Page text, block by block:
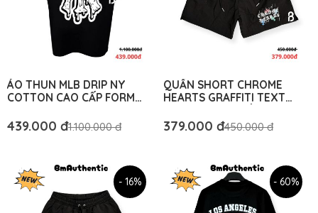
ÁO THUN MLB DRIP NY
COTTON CAO CẤP FORM
439.000 đ1.100.000 đ
QUẦN SHORT CHROME
HEARTS GRAFFITI TEXT
AUTHENTIC
379.000 đ450.000 đ
- 16% - 60%